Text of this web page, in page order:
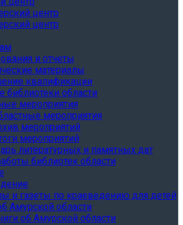
центр
центр
и отчеты
материалы
квалификации
библиотеки области
мероприятия
мероприятия
мероприятий
мероприятий
литературных и памятных дат
библиотек области
и газеты по краеведению для детей
Амурской области
об Амурской области